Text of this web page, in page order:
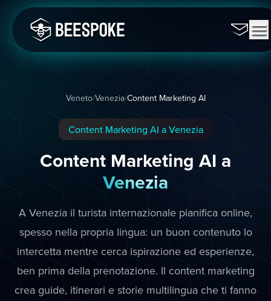
Veneto/Venezia/Content Marketing AI
Content Marketing AI a Venezia
Content Marketing AI a
Venezia
A Venezia il turista internazionale pianifica online,
spesso nella propria lingua: un buon contenuto lo
intercetta mentre cerca ispirazione ed esperienze,
ben prima della prenotazione. Il content marketing
crea guide, itinerari e storie multilingua che ti fanno